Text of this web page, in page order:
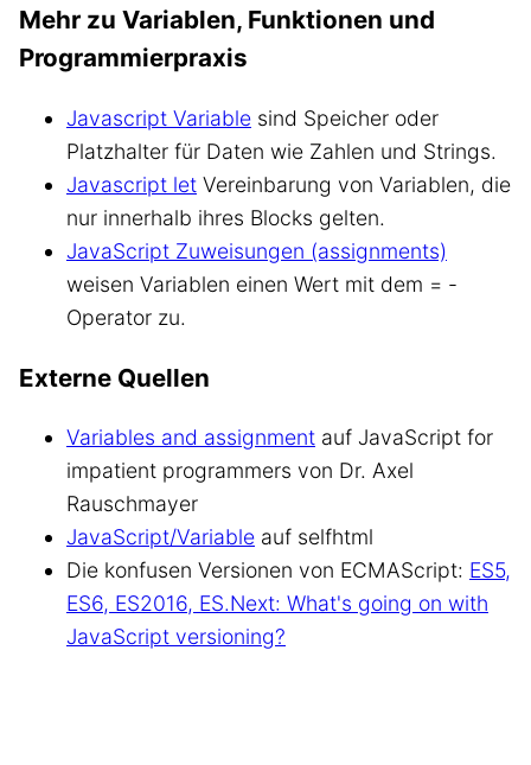
Mehr zu Variablen, Funktionen und
Programmierpraxis
Javascript Variable sind Speicher oder
Platzhalter für Daten wie Zahlen und Strings.
Javascript let Vereinbarung von Variablen, die
nur innerhalb ihres Blocks gelten.
JavaScript Zuweisungen (assignments)
weisen Variablen einen Wert mit dem = -
Operator zu.
Externe Quellen
Variables and assignment auf JavaScript for
impatient programmers von Dr. Axel
Rauschmayer
JavaScript/Variable auf selfhtml
Die konfusen Versionen von ECMAScript: ES5,
ES6, ES2016, ES.Next: What's going on with
JavaScript versioning?